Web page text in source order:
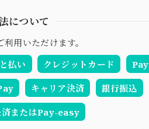
について
用いただけます。
払い
クレジットカード
キャリア決済 銀行振込
済またはPay-easy